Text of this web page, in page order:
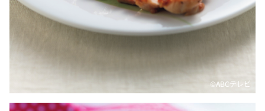
©ABCテレビ